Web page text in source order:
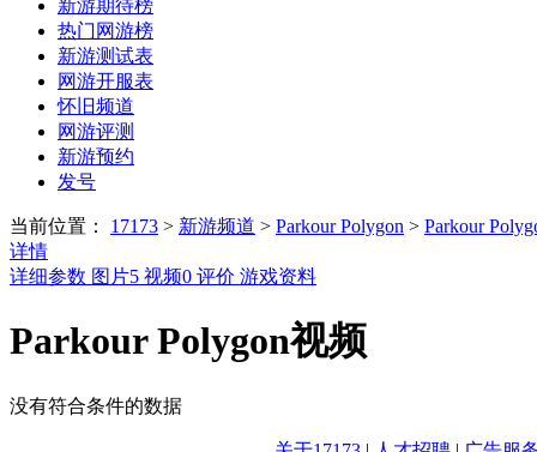
新游期待榜
热门网游榜
新游测试表
网游开服表
怀旧频道
网游评测
新游预约
发号
当前位置： 17173 > 新游频道 > Parkour Polygon > Parkour
详情
详细参数 图片5 视频0 评价 游戏资料
Parkour Polygon视频
没有符合条件的数据